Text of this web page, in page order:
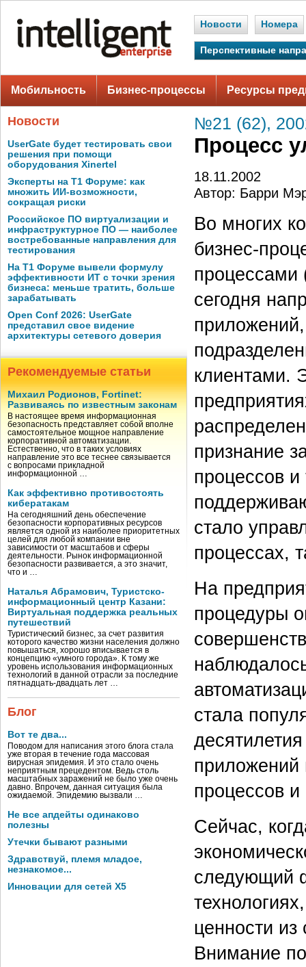
Новости Номера
Перспективные
Мобильность Бизнес-процессы Ресурсы
Новости
UserGate будет тестировать свои
решения при помощи
оборудования Xinertel
Эксперты на Т1 Форуме: как
множить ИИ-возможности,
сокращая риски
Российское ПО виртуализации и
инфраструктурное ПО — наиболее
востребованные направления для
тестирования
На Т1 Форуме вывели формулу
эффективности ИТ с точки зрения
бизнеса: меньше тратить, больше
зарабатывать
Open Conf 2026: UserGate
представил свое видение
архитектуры сетевого доверия
Рекомендуемые статьи
Михаил Родионов, Fortinet:
Развиваясь по известным законам
В настоящее время информационная
безопасность представляет собой вполне
самостоятельное мощное направление
корпоративной автоматизации.
Естественно, что в таких условиях
направление это все теснее связывается
с вопросами прикладной
информационной …
Как эффективно противостоять
кибератакам
На сегодняшний день обеспечение
безопасности корпоративных ресурсов
является одной из наиболее приоритетных
целей для любой компании вне
зависимости от масштабов и сферы
деятельности. Рынок информационной
безопасности развивается, а это значит,
что и …
Наталья Абрамович, Туристско-
информационный центр Казани:
Виртуальная поддержка реальных
путешествий
Туристический бизнес, за счет развития
которого качество жизни населения должно
повышаться, хорошо вписывается в
концепцию «умного города». К тому же
уровень использования информационных
технологий в данной отрасли за последние
пятнадцать-двадцать лет …
Блог
Вот те два...
Поводом для написания этого блога стала
уже вторая в течение года массовая
вирусная эпидемия. И это стало очень
неприятным прецедентом. Ведь столь
масштабных заражений не было уже очень
давно. Впрочем, данная ситуация была
ожидаемой. Эпидемию вызвали …
Не все апдейты одинаково
полезны
Утечки бывают разными
Здравствуй, племя младое,
незнакомое...
Инновации для сетей X5
№21 (62),
Процесс
18.11.2002
Автор: Барри
Во многих
бизнес-
процессами
сегодня
клиентами.
признание
процессов и
стало
процессах,
На
процедуры
стала
приложений
процессов
Сейчас,
следующий
ценности
Внимание